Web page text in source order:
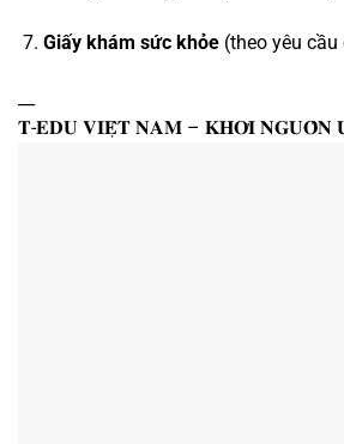
Giấy khám sức khỏe(theo yêu cầu
𝐓-𝐄𝐃𝐔 𝐕𝐈𝐄̣̂𝐓 𝐍𝐀𝐌 – 𝐊𝐇𝐎̛𝐈 𝐍𝐆𝐔𝐎̂̀𝐍